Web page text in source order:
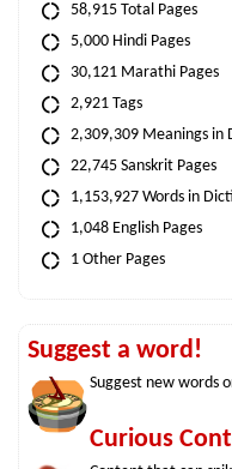
58,915 Total Pages
5,000 Hindi Pages
30,121 Marathi Pages
2,921 Tags
2,309,309 Meanings in
22,745 Sanskrit Pages
1,153,927 Words in
1,048 English Pages
1 Other Pages
Suggest a word!
Suggest new words
Curious